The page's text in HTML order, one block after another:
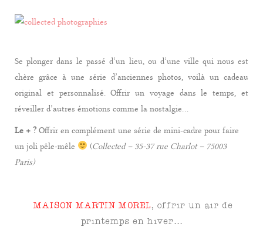
Se plonger dans le passé d’un lieu, ou d’une ville qui nous est
chère grâce à une série d’anciennes photos, voilà un cadeau
original et personnalisé. Offrir un voyage dans le temps, et
réveiller d’autres émotions comme la nostalgie…
Le + ? Offrir en complément une série de mini-cadre pour faire
un joli pêle-mêle
(Collected – 35-37 rue Charlot – 75003
Paris)
MAISON MARTIN MOREL, offrir un air de
printemps en hiver…